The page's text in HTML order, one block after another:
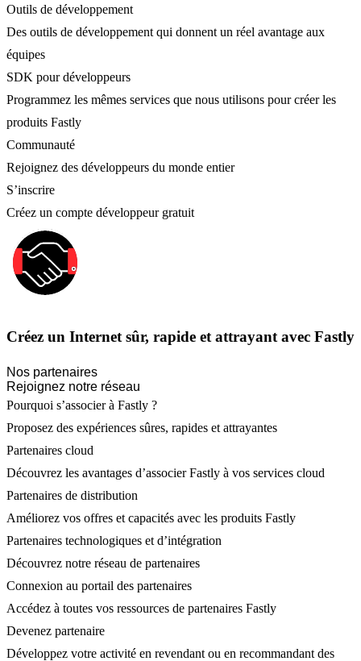
Outils de développement
Des outils de développement qui donnent un réel avantage aux
équipes
SDK pour développeurs
Programmez les mêmes services que nous utilisons pour créer les
produits Fastly
Communauté
Rejoignez des développeurs du monde entier
S’inscrire
Créez un compte développeur gratuit
Créez un Internet sûr, rapide et attrayant avec Fastly
Nos partenaires
Rejoignez notre réseau
Pourquoi s’associer à Fastly ?
Proposez des expériences sûres, rapides et attrayantes
Partenaires cloud
Découvrez les avantages d’associer Fastly à vos services cloud
Partenaires de distribution
Améliorez vos offres et capacités avec les produits Fastly
Partenaires technologiques et d’intégration
Découvrez notre réseau de partenaires
Connexion au portail des partenaires
Accédez à toutes vos ressources de partenaires Fastly
Devenez partenaire
Développez votre activité en revendant ou en recommandant des